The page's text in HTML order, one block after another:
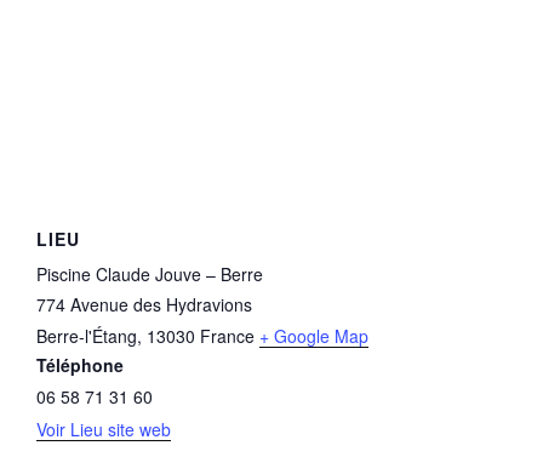
LIEU
Piscine Claude Jouve – Berre
774 Avenue des Hydravions
Berre-l'Étang, 13030 France + Google Map
Téléphone
06 58 71 31 60
Voir Lieu site web